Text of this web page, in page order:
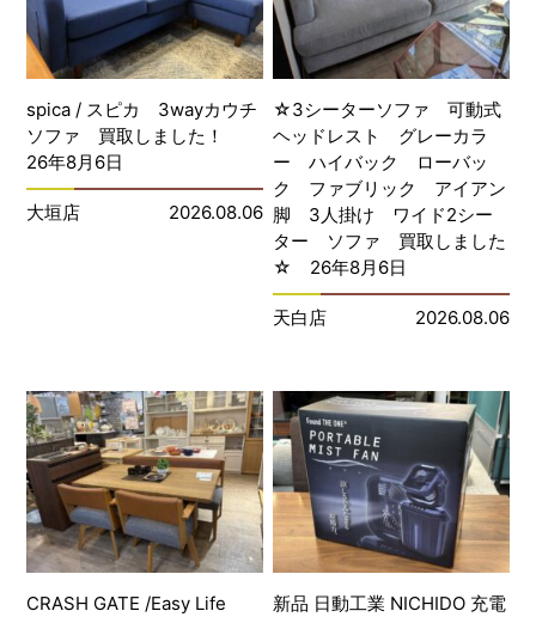
spica / スピカ 3wayカウチ
ソファ 買取しました！
26年8月6日
大垣店 2026.08.06
☆3シーターソファ 可動式
ヘッドレスト グレーカラ
ー ハイバック ローバッ
ク ファブリック アイアン
脚 3人掛け ワイド2シー
ター ソファ 買取しました
☆ 26年8月6日
天白店 2026.08.06
CRASH GATE /Easy Life
新品 日動工業 NICHIDO 充電